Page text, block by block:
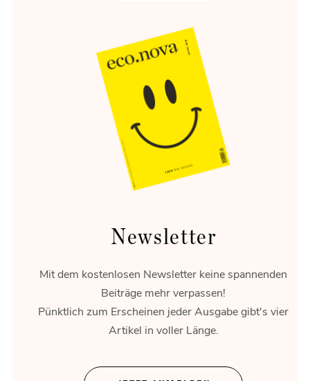
Meisterstück
Der DS N°8 ist das neue französische Flaggschiff.
Der Hyundai Ionic 9 im Praxistest.
Newsletter
Mit dem kostenlosen Newsletter keine spannenden
Beiträge mehr verpassen!
Pünktlich zum Erscheinen jeder Ausgabe gibt's vier
Artikel in voller Länge.